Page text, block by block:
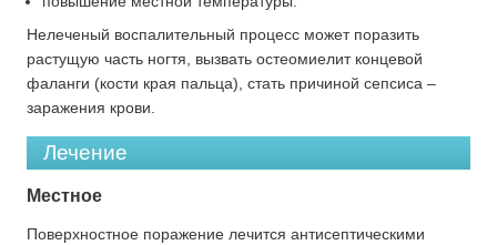
Нелеченый воспалительный процесс может поразить
растущую часть ногтя, вызвать остеомиелит концевой
фаланги (кости края пальца), стать причиной сепсиса –
заражения крови.
Лечение
Местное
Поверхностное поражение лечится антисептическими